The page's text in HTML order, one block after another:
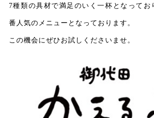
7種類の具材で満足のいく一杯となってお
番人気のメニューとなっております。
この機会にぜひお試しくださいませ。